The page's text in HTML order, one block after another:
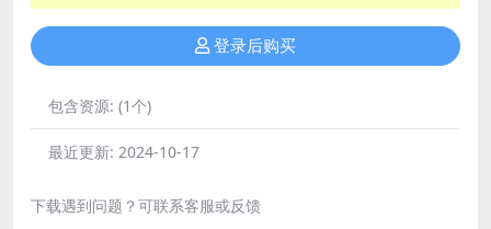
登录后购买
包含资源: (1个)
最近更新: 2024-10-17
下载遇到问题？可联系客服或反馈